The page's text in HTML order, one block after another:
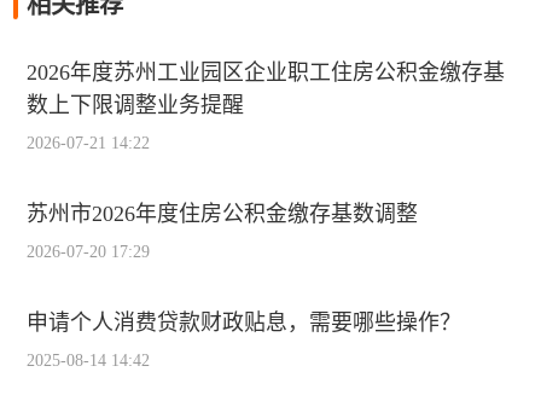
2026年度苏州工业园区企业职工住房公积金缴存基
数上下限调整业务提醒
2026-07-21 14:22
苏州市2026年度住房公积金缴存基数调整
2026-07-20 17:29
申请个人消费贷款财政贴息，需要哪些操作？
2025-08-14 14:42